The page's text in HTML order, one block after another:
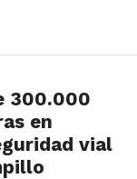
300.000
en
vial